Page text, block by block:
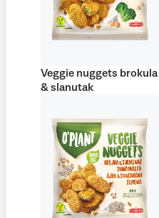
Veggie nuggets brokula
& slanutak